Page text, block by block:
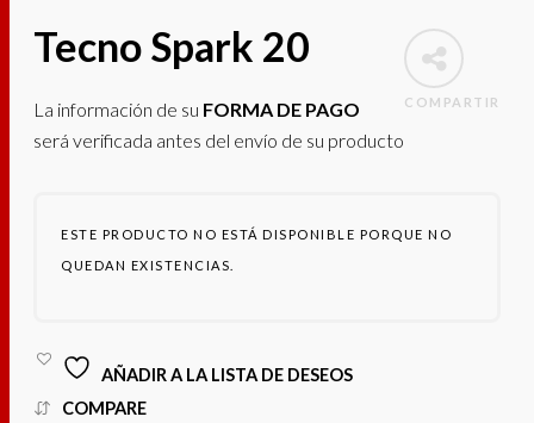
COMPARTIR
Tecno Spark 20
La información de su FORMA DE PAGO
será verificada antes del envío de su producto
ESTE PRODUCTO NO ESTÁ DISPONIBLE PORQUE NO
QUEDAN EXISTENCIAS.
AÑADIR A LA LISTA DE DESEOS
COMPARE